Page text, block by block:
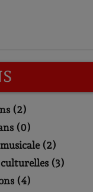
(2)
(0)
(2)
(3)
(4)